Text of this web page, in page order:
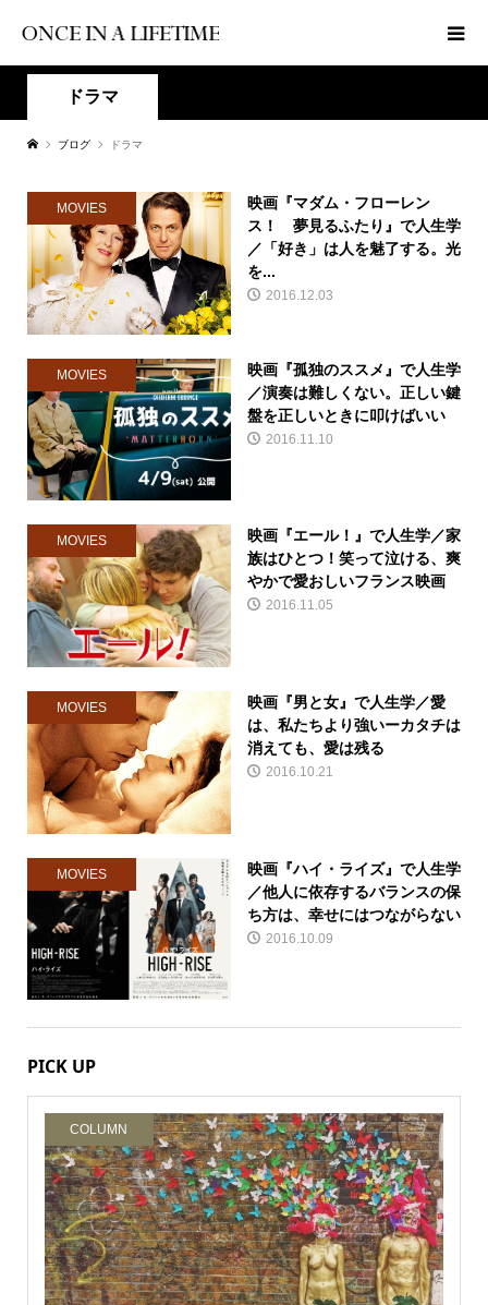
ドラマ
ブログ ドラマ
MOVIES
映画『マダム・フローレン
ス！ 夢見るふたり』で人生学
／「好き」は人を魅了する。光
を...
2016.12.03
MOVIES
映画『孤独のススメ』で人生学
／演奏は難しくない。正しい鍵
盤を正しいときに叩けばいい
2016.11.10
MOVIES
映画『エール！』で人生学／家
族はひとつ！笑って泣ける、爽
やかで愛おしいフランス映画
2016.11.05
MOVIES
映画『男と女』で人生学／愛
は、私たちより強いーカタチは
消えても、愛は残る
2016.10.21
MOVIES
映画『ハイ・ライズ』で人生学
／他人に依存するバランスの保
ち方は、幸せにはつながらない
2016.10.09
PICK UP
COLUMN